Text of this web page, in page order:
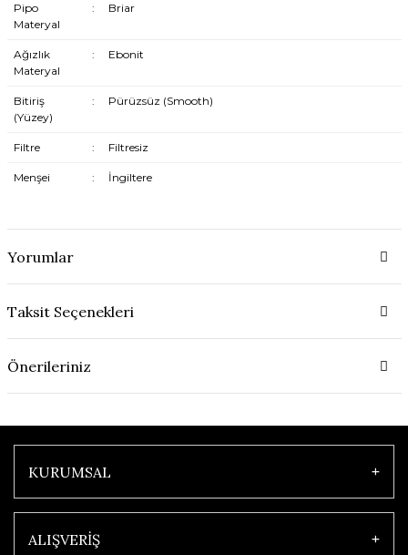
Pipo
Materyal
: Briar
Ağızlık
Materyal
: Ebonit
Bitiriş
(Yüzey)
: Pürüzsüz (Smooth)
Filtre : Filtresiz
Menşei : İngiltere
Yorumlar
Taksit Seçenekleri
Önerileriniz
KURUMSAL
ALIŞVERİŞ